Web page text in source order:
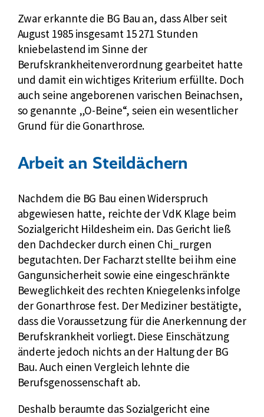
Zwar erkannte die BG Bau an, dass Alber seit
August 1985 insgesamt 15 271 Stunden
kniebelastend im Sinne der
Berufskrankheitenverordnung gearbeitet hatte
und damit ein wichtiges Kriterium erfüllte. Doch
auch seine angeborenen varischen Beinachsen,
so genannte „O-Beine“, seien ein wesentlicher
Grund für die Gonarthrose.
Arbeit an Steildächern
Nachdem die BG Bau einen Widerspruch
abgewiesen hatte, reichte der VdK Klage beim
Sozialgericht Hildesheim ein. Das Gericht ließ
den Dachdecker durch einen Chi_rurgen
begutachten. Der Facharzt stellte bei ihm eine
Gangunsicherheit sowie eine eingeschränkte
Beweglichkeit des rechten Kniegelenks infolge
der Gonarthrose fest. Der Mediziner bestätigte,
dass die Voraussetzung für die Anerkennung der
Berufskrankheit vorliegt. Diese Einschätzung
änderte jedoch nichts an der Haltung der BG
Bau. Auch einen Vergleich lehnte die
Berufsgenossenschaft ab.
Deshalb beraumte das Sozialgericht eine